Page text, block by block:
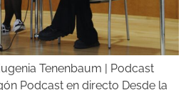
Tenenbaum | Podcast
Podcast en directo Desde la